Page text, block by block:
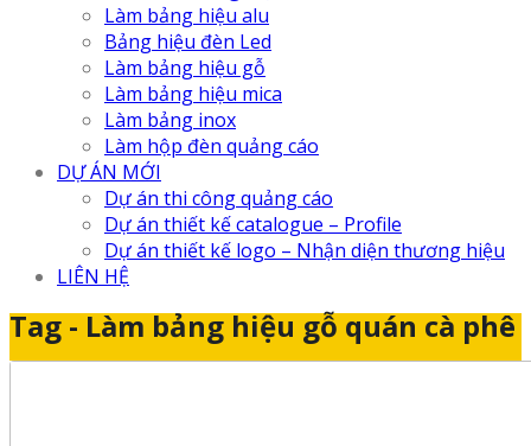
Làm bảng hiệu alu
Bảng hiệu đèn Led
Làm bảng hiệu gỗ
Làm bảng hiệu mica
Làm bảng inox
Làm hộp đèn quảng cáo
DỰ ÁN MỚI
Dự án thi công quảng cáo
Dự án thiết kế catalogue – Profile
Dự án thiết kế logo – Nhận diện thương hiệu
LIÊN HỆ
Tag - Làm bảng hiệu gỗ quán cà phê